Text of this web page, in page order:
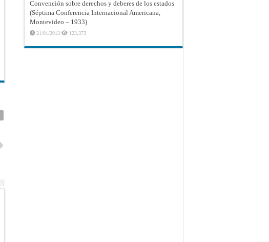
Convención sobre derechos y deberes de los estados
(Séptima Conferencia Internacional Americana,
Montevideo – 1933)
21/01/2013 123,373